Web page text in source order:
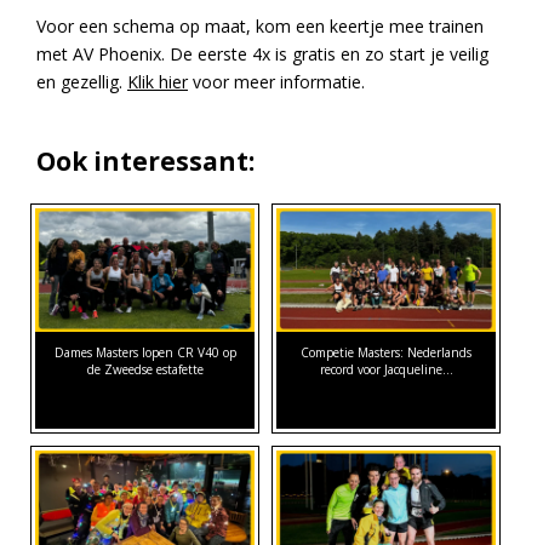
Voor een schema op maat, kom een keertje mee trainen
met AV Phoenix. De eerste 4x is gratis en zo start je veilig
en gezellig. Klik hiervoor meer informatie.
Ook interessant:
Dames Masters lopen CR V40 op
de Zweedse estafette
Competie Masters: Nederlands
record voor Jacqueline…